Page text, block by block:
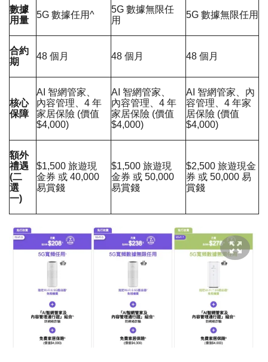
數據
用量
5G 數據任用^
5G 數據無限任
用
5G 數據無限任用
合約
期
48 個月 48 個月 48 個月
核心
保障
AI 智網管家、
內容管理、4 年
家居保險 (價值
$4,000)
AI 智網管家、
內容管理、4 年
家居保險 (價值
$4,000)
AI 智網管家、內
容管理、4 年家
居保險 (價值
$4,000)
額外
禮遇
(二
選
一)
$1,500 旅遊現
金券 或 40,000
易賞錢
$1,500 旅遊現
金券 或 50,000
易賞錢
$2,500 旅遊現金
券 或 50,000 易
賞錢